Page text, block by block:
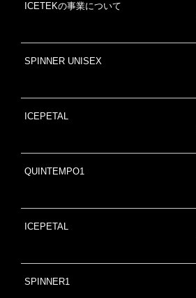
ICETEKの事業について
SPINNER UNISEX
ICEPETAL
QUINTEMPO1
ICEPETAL
SPINNER1